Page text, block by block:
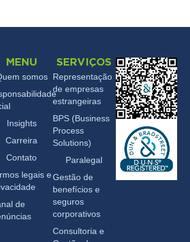
MENU
somos
Insights
Carreira
Contato
legais e
de
SERVIÇOS
Representação
de empresas
estrangeiras
BPS (Business
Process
Solutions)
Paralegal
Gestão de
benefícios e
seguros
corporativos
Consultoria e